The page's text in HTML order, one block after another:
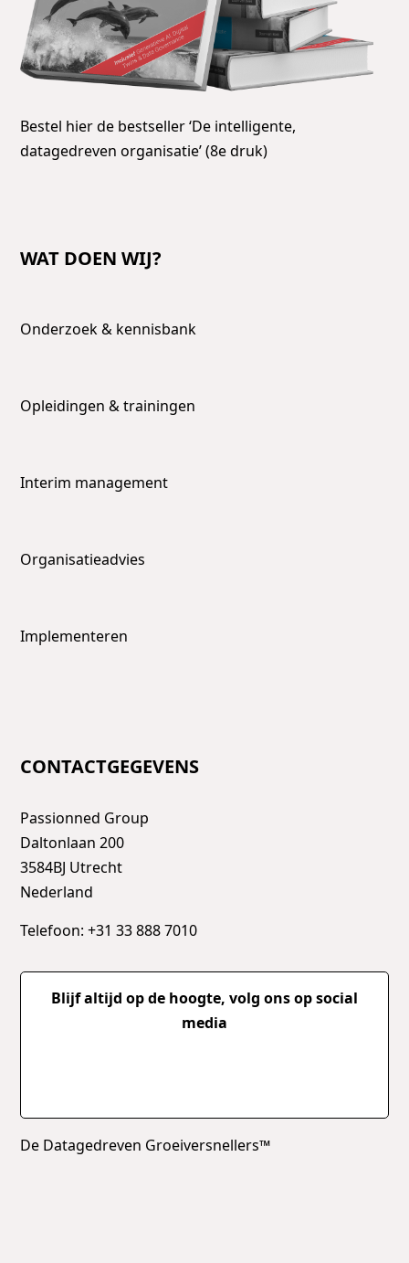
Bestel hier de bestseller ‘De intelligente,
datagedreven organisatie’ (8e druk)
WAT DOEN WIJ?
Onderzoek & kennisbank
Opleidingen & trainingen
Interim management
Organisatieadvies
Implementeren
CONTACTGEGEVENS
Passionned Group
Daltonlaan 200
3584BJ Utrecht
Nederland
Telefoon: +31 33 888 7010
Blijf altijd op de hoogte, volg ons op social
media
De Datagedreven Groeiversnellers™